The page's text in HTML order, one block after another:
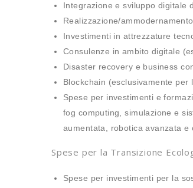
Integrazione e sviluppo digitale
Realizzazione/
Investimenti in attrezzature
Consulenze in ambito digitale
Disaster recovery e business
Blockchain (esclusivamente
Spese per investimenti e
fog computing, simulazione e
aumentata, robotica avanzata
Spese per la Transizione
Spese per investimenti per la